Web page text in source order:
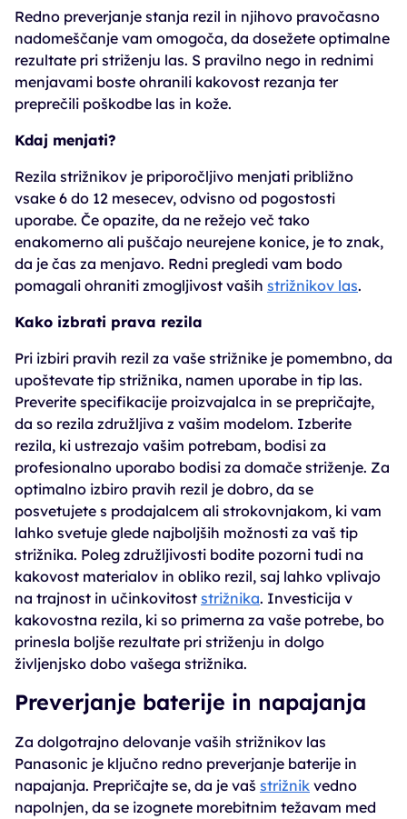
Redno preverjanje stanja rezil in njihovo pravočasno
nadomeščanje vam omogoča, da dosežete optimalne
rezultate pri striženju las. S pravilno nego in rednimi
menjavami boste ohranili kakovost rezanja ter
preprečili poškodbe las in kože.
Kdaj menjati?
Rezila strižnikov je priporočljivo menjati približno
vsake 6 do 12 mesecev, odvisno od pogostosti
uporabe. Če opazite, da ne režejo več tako
enakomerno ali puščajo neurejene konice, je to znak,
da je čas za menjavo. Redni pregledi vam bodo
pomagali ohraniti zmogljivost vaših strižnikov las.
Kako izbrati prava rezila
Pri izbiri pravih rezil za vaše strižnike je pomembno, da
upoštevate tip strižnika, namen uporabe in tip las.
Preverite specifikacije proizvajalca in se prepričajte,
da so rezila združljiva z vašim modelom. Izberite
rezila, ki ustrezajo vašim potrebam, bodisi za
profesionalno uporabo bodisi za domače striženje. Za
optimalno izbiro pravih rezil je dobro, da se
posvetujete s prodajalcem ali strokovnjakom, ki vam
lahko svetuje glede najboljših možnosti za vaš tip
strižnika. Poleg združljivosti bodite pozorni tudi na
kakovost materialov in obliko rezil, saj lahko vplivajo
na trajnost in učinkovitost strižnika. Investicija v
kakovostna rezila, ki so primerna za vaše potrebe, bo
prinesla boljše rezultate pri striženju in dolgo
življenjsko dobo vašega strižnika.
Preverjanje baterije in napajanja
Za dolgotrajno delovanje vaših strižnikov las
Panasonic je ključno redno preverjanje baterije in
napajanja. Prepričajte se, da je vaš strižnik vedno
napolnjen, da se izognete morebitnim težavam med